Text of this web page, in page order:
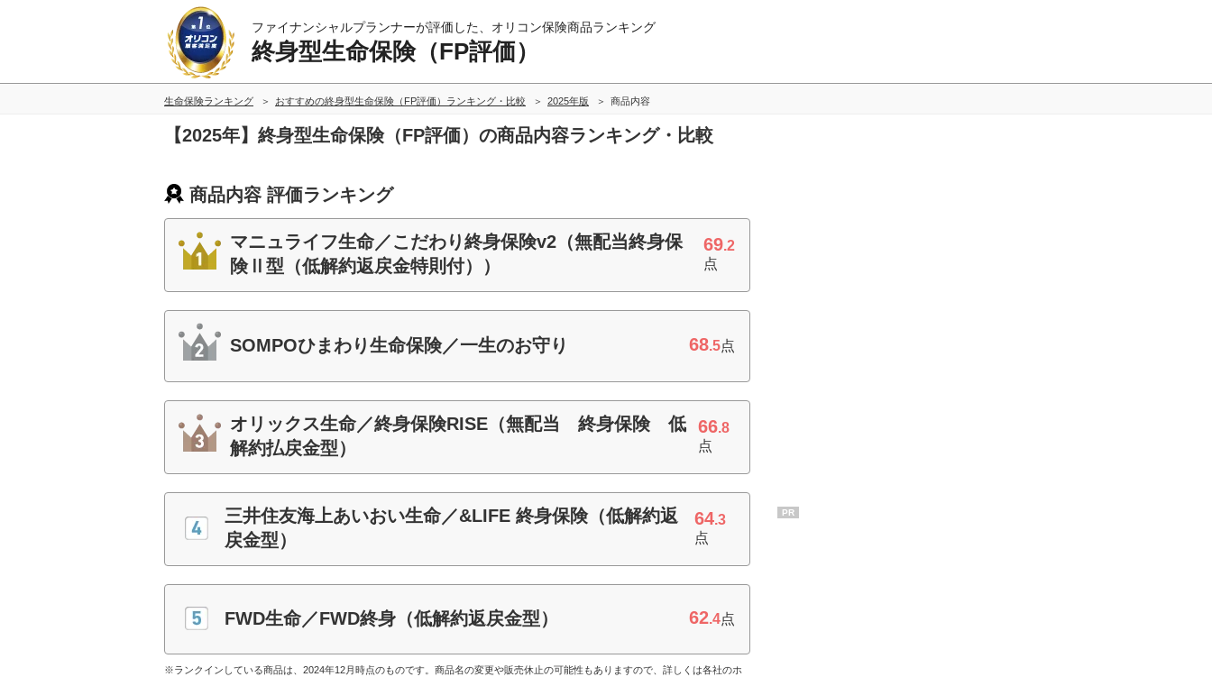
ファイナンシャルプランナーが評価した、オリコン保険商品ランキング
終身型生命保険（FP評価）
生命保険ランキング おすすめの終身型生命保険（FP評価）ランキング・比較 2025年版 商品内容
【2025年】終身型生命保険（FP評価）の商品内容ランキング・比較
商品内容 評価ランキング
マニュライフ生命／こだわり終身保険v2（無配当終身保
険Ⅱ型（低解約返戻金特則付））
69.2
点
SOMPOひまわり生命保険／一生のお守り 68.5点
オリックス生命／終身保険RISE（無配当 終身保険 低
解約払戻金型）
66.8
点
三井住友海上あいおい生命／&LIFE 終身保険（低解約返
戻金型）
64.3
点
FWD生命／FWD終身（低解約返戻金型） 62.4点
※ランクインしている商品は、2024年12月時点のものです。商品名の変更や販売休止の可能性もありますので、詳しくは各社のホ
PR